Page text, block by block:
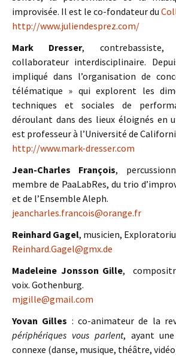
improvisée. Il est le co-fondateur du
http://www.juliendesprez.com/
Mark Dresser, contrebassiste,
collaborateur interdisciplinaire.
impliqué dans l’organisation de
télématique » qui explorent les
techniques et sociales de
déroulant dans des lieux éloignés
est professeur à l’Université de
http://www.mark-dresser.com
Jean-Charles François,
membre de PaaLabRes, du trio
et de l’Ensemble Aleph.
jeancharles.francois@orange.fr
Reinhard Gagel, musicien,
Reinhard.Gagel@gmx.de
Madeleine Jonsson Gille,
voix. Gothenburg.
mjgille@gmail.com
Yovan Gilles : co-animateur de la
périphériques vous parlent, ayant
connexe (danse, musique, théâtre,